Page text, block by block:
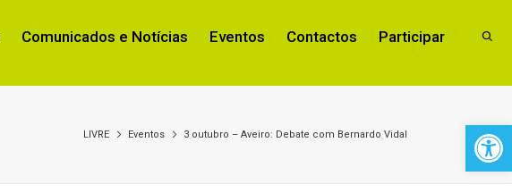
Comunicados e Notícias Eventos Contactos Participar
LIVRE Eventos 3 outubro – Aveiro: Debate com Bernardo Vidal